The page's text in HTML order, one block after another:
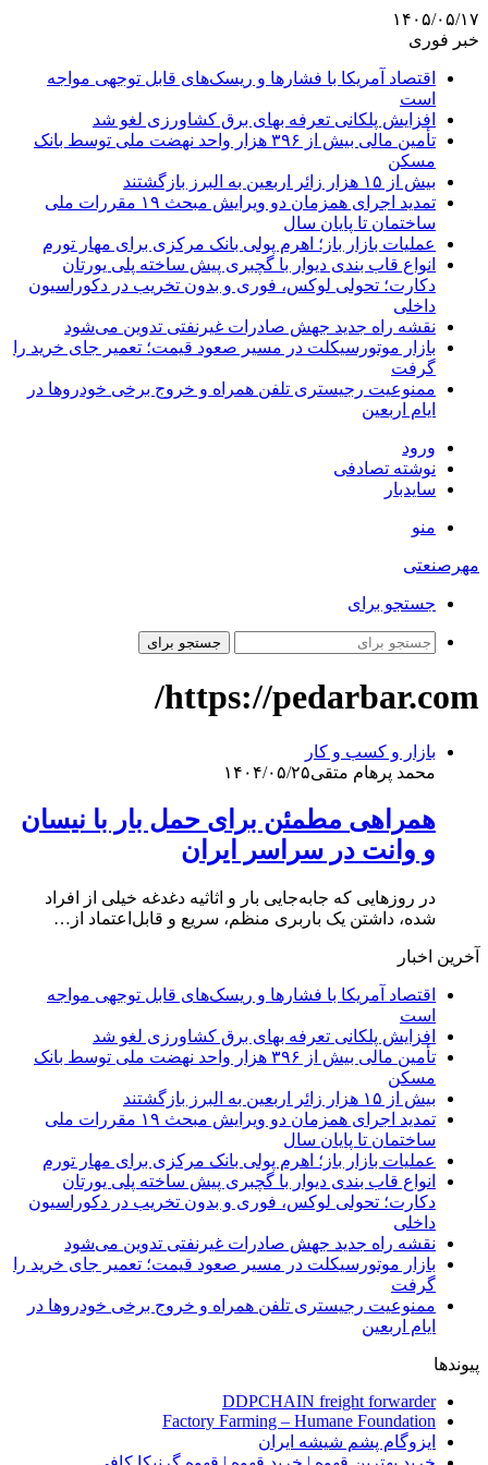
۱۴۰۵/۰۵/۱۷
خبر فوری
اقتصاد آمریکا با فشارها و ریسک‌های قابل توجهی مواجه
است
افزایش پلکانی تعرفه بهای برق کشاورزی لغو شد
تأمین مالی بیش از ۳۹۶ هزار واحد نهضت ملی توسط بانک
مسکن
بیش از ۱۵ هزار زائر اربعین به البرز بازگشتند
تمدید اجرای همزمان دو ویرایش مبحث ۱۹ مقررات ملی
ساختمان تا پایان سال
عملیات بازار باز؛ اهرم پولی بانک مرکزی برای مهار تورم
انواع قاب بندی دیوار با گچبری پیش ساخته پلی یورتان
دکارت؛ تحولی لوکس، فوری و بدون تخریب در دکوراسیون
داخلی
نقشه راه جدید جهش صادرات غیرنفتی تدوین می‌شود
بازار موتورسیکلت در مسیر صعود قیمت؛ تعمیر جای خرید را
گرفت
ممنوعیت رجیستری تلفن همراه و خروج برخی خودروها در
ایام اربعین
ورود
نوشته تصادفی
سایدبار
منو
مهرصنعتی
جستجو برای
جستجو برای
https://pedarbar.com/
بازار و کسب و کار
محمد پرهام متقی۱۴۰۴/۰۵/۲۵
همراهی مطمئن برای حمل بار با نیسان
و وانت در سراسر ایران
در روزهایی که جابه‌جایی بار و اثاثیه دغدغه خیلی از افراد
شده، داشتن یک باربری منظم، سریع و قابل‌اعتماد از…
آخرین اخبار
اقتصاد آمریکا با فشارها و ریسک‌های قابل توجهی مواجه
است
افزایش پلکانی تعرفه بهای برق کشاورزی لغو شد
تأمین مالی بیش از ۳۹۶ هزار واحد نهضت ملی توسط بانک
مسکن
بیش از ۱۵ هزار زائر اربعین به البرز بازگشتند
تمدید اجرای همزمان دو ویرایش مبحث ۱۹ مقررات ملی
ساختمان تا پایان سال
عملیات بازار باز؛ اهرم پولی بانک مرکزی برای مهار تورم
انواع قاب بندی دیوار با گچبری پیش ساخته پلی یورتان
دکارت؛ تحولی لوکس، فوری و بدون تخریب در دکوراسیون
داخلی
نقشه راه جدید جهش صادرات غیرنفتی تدوین می‌شود
بازار موتورسیکلت در مسیر صعود قیمت؛ تعمیر جای خرید را
گرفت
ممنوعیت رجیستری تلفن همراه و خروج برخی خودروها در
ایام اربعین
پیوندها
DDPCHAIN freight forwarder
Factory Farming – Humane Foundation
ایزوگام پشم شیشه ایران